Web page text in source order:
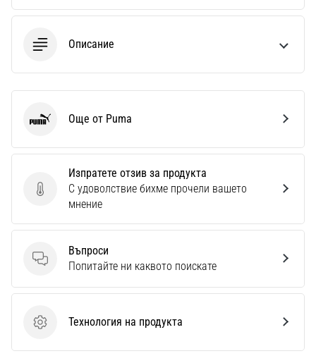
Описание
Изпратете отзив за продукта
Изпратете отзив за продукта
С удоволствие бихме прочели вашето
мнение
Въпроси
Въпроси
Попитайте ни каквото поискате
Технология на продукта
Технология на продукта
Puma Още от Puma